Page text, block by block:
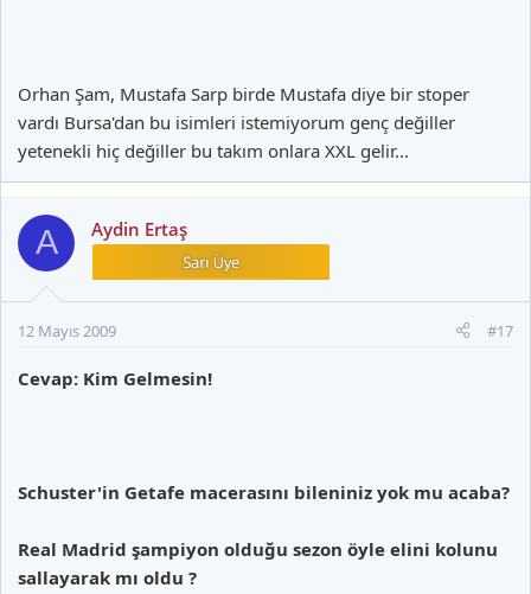
Orhan Şam, Mustafa Sarp birde Mustafa diye bir stoper
vardı Bursa'dan bu isimleri istemiyorum genç değiller
yetenekli hiç değiller bu takım onlara XXL gelir...
A Aydin Ertaş
12 Mayıs 2009 #17
Cevap: Kim Gelmesin!
Schuster'in Getafe macerasını bileniniz yok mu acaba?
Real Madrid şampiyon olduğu sezon öyle elini kolunu
sallayarak mı oldu ?